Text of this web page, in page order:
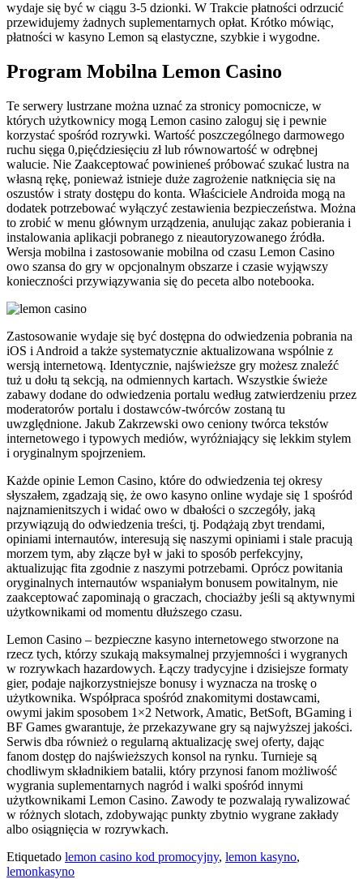
wydaje się być w ciągu 3-5 dzionki. W Trakcie płatności odrzucić
przewidujemy żadnych suplementarnych opłat. Krótko mówiąc,
płatności w kasyno Lemon są elastyczne, szybkie i wygodne.
Program Mobilna Lemon Casino
Te serwery lustrzane można uznać za stronicy pomocnicze, w
których użytkownicy mogą Lemon casino zaloguj się i pewnie
korzystać spośród rozrywki. Wartość poszczególnego darmowego
ruchu sięga 0,pięćdziesięciu zł lub równowartość w odrębnej
walucie. Nie Zaakceptować powinieneś próbować szukać lustra na
własną rękę, ponieważ istnieje duże zagrożenie natknięcia się na
oszustów i straty dostępu do konta. Właściciele Androida mogą na
dodatek potrzebować wyłączyć zestawienia bezpieczeństwa. Można
to zrobić w menu głównym urządzenia, anulując zakaz pobierania i
instalowania aplikacji pobranego z nieautoryzowanego źródła.
Wersja mobilna i zastosowanie mobilna od czasu Lemon Casino
owo szansa do gry w opcjonalnym obszarze i czasie wyjąwszy
konieczności przywiązywania się do peceta albo notebooka.
Zastosowanie wydaje się być dostępna do odwiedzenia pobrania na
iOS i Android a także systematycznie aktualizowana wspólnie z
wersją internetową. Identycznie, najświeższe gry możesz znaleźć
tuż u dołu tą sekcją, na odmiennych kartach. Wszystkie świeże
zabawy dodane do odwiedzenia portalu według zatwierdzeniu przez
moderatorów portalu i dostawców-twórców zostaną tu
uwzględnione. Jakub Zakrzewski owo ceniony twórca tekstów
internetowego i typowych mediów, wyróżniający się lekkim stylem
i oryginalnym spojrzeniem.
Każde opinie Lemon Casino, które do odwiedzenia tej okresy
słyszałem, zgadzają się, że owo kasyno online wydaje się 1 spośród
najznamienitszych i widać owo w dbałości o szczegóły, jaką
przywiązują do odwiedzenia treści, tj. Podążają zbyt trendami,
opiniami internautów, interesują się naszymi opiniami i stale pracują
morzem tym, aby złącze był w jaki to sposób perfekcyjny,
aktualizując fita zgodnie z naszymi potrzebami. Oprócz powitania
oryginalnych internautów wspaniałym bonusem powitalnym, nie
zaakceptować zapominają o graczach, chociażby jeśli są aktywnymi
użytkownikami od momentu dłuższego czasu.
Lemon Casino – bezpieczne kasyno internetowego stworzone na
rzecz tych, którzy szukają maksymalnej przyjemności i wygranych
w rozrywkach hazardowych. Łączy tradycyjne i dzisiejsze formaty
gier, podaje najkorzystniejsze bonusy i wyznacza na troskę o
użytkownika. Współpraca spośród znakomitymi dostawcami,
owymi jakim sposobem 1×2 Network, Amatic, BetSoft, BGaming i
BF Games gwarantuje, że przekazywane gry są najwyższej jakości.
Serwis dba również o regularną aktualizację swej oferty, dając
fanom dostęp do najświeższych konsol na rynku. Turnieje są
chodliwym składnikiem batalii, który przynosi fanom możliwość
wygrania suplementarnych nagród i walki spośród innymi
użytkownikami Lemon Casino. Zawody te pozwalają rywalizować
w różnych slotach, zdobywając punkty zbytnio wygrane zakłady
albo osiągnięcia w rozrywkach.
Etiquetado lemon casino kod promocyjny, lemon kasyno,
lemonkasyno